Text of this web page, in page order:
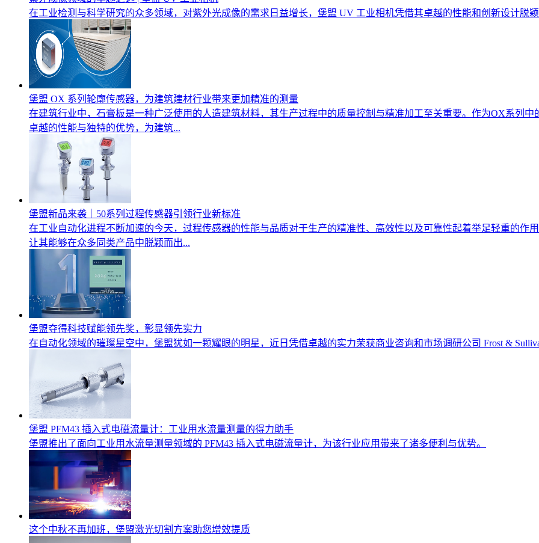
在工业检测与科学研究的众多领域，对紫外光成像的需求日益增长，堡盟 UV 工业相机凭借其卓越的性能和创新设计脱
堡盟 OX 系列轮廓传感器，为建筑建材行业带来更加精准的测量
在建筑行业中，石膏板是一种广泛使用的人造建筑材料，其生产过程中的质量控制与精准加工至关重要。作为OX系列
卓越的性能与独特的优势，为建筑...
堡盟新品来袭｜50系列过程传感器引领行业新标准
在工业自动化进程不断加速的今天，过程传感器的性能与品质对于生产的精准性、高效性以及可靠性起着举足轻重的作
让其能够在众多同类产品中脱颖而出...
堡盟夺得科技赋能领先奖，彰显领先实力
在自动化领域的璀璨星空中，堡盟犹如一颗耀眼的明星，近日凭借卓越的实力荣获商业咨询和市场调研公司 Frost &
堡盟 PFM43 插入式电磁流量计：工业用水流量测量的得力助手
堡盟推出了面向工业用水流量测量领域的 PFM43 插入式电磁流量计，为该行业应用带来了诸多便利与优势。
这个中秋不再加班，堡盟激光切割方案助您增效提质